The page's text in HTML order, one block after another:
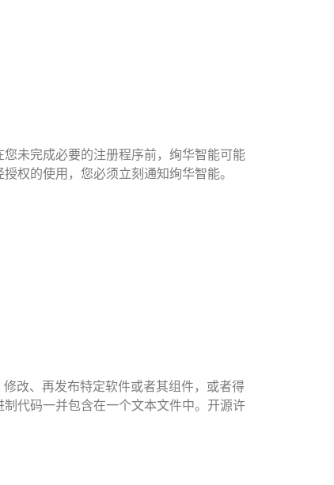
未完成必要的注册程序前，绚华智能可能
权的使用，您必须立刻通知绚华智能。
改、再发布特定软件或者其组件，或者得
代码一并包含在一个文本文件中。开源许